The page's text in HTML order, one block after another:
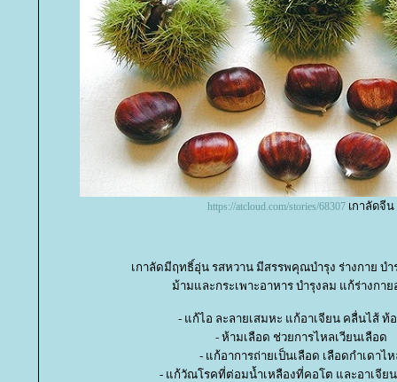
https://atcloud.com/stories/68307 เกาลัดจีน
เกาลัดมีฤทธิ์อุ่น รสหวาน มีสรรพคุณบำรุง ร่างกาย บำ
ม้ามและกระเพาะอาหาร บำรุงลม แก้ร่างกา
- แก้ไอ ละลายเสมหะ แก้อาเจียน คลื่นไส้ ท้
- ห้ามเลือด ช่วยการไหลเวียนเลือด
- แก้อาการถ่ายเป็นเลือด เลือดกำเดาไ
- แก้วัณโรคที่ต่อมน้ำเหลืองที่คอโต และอาเจียน